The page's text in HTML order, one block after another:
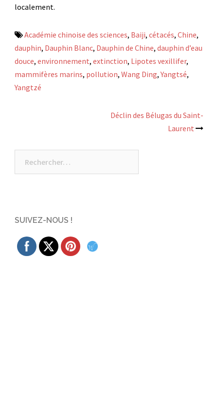
localement.
Académie chinoise des sciences, Baiji, cétacés, Chine,
dauphin, Dauphin Blanc, Dauphin de Chine, dauphin d’eau
douce, environnement, extinction, Lipotes vexillifer,
mammifères marins, pollution, Wang Ding,Yangtsé,
Yangtzé
NavigationDéclin des Bélugas du Saint-
Laurent
SUIVEZ-NOUS !